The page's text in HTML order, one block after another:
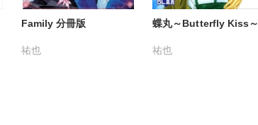
Family 分冊版
祐也
蝶丸～Butterfly Kiss～
祐也